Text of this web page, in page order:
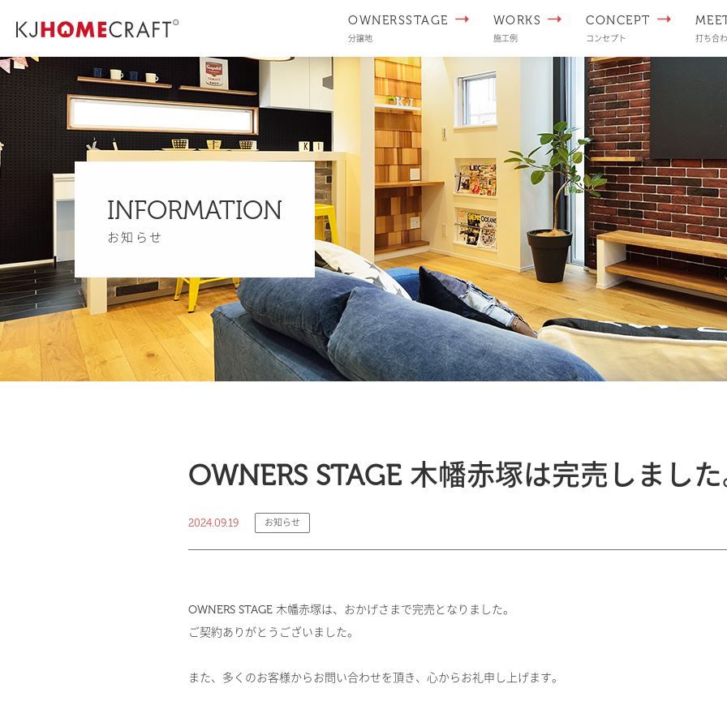
OWNERSSTAGE
分譲地
WORKS
施工例
CONCEPT
コンセプト 打ち合
INFORMATION
お知らせ
OWNERS STAGE 木幡赤塚は完売しまし
2024.09.19 お知らせ
OWNERS STAGE 木幡赤塚は、おかげさまで完売となりました。
ご契約ありがとうございました。
また、多くのお客様からお問い合わせを頂き、心からお礼申し上げます。